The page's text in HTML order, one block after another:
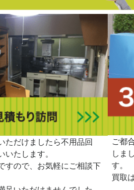
ただけましたら不用品回
いたします。
すので、お気軽にご相談下
ご都
しま
す。
買取